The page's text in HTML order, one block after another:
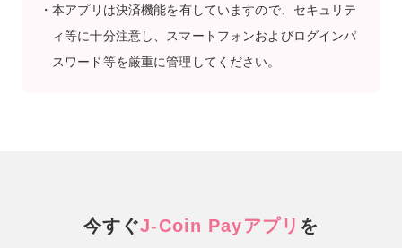
本アプリは決済機能を有していますので、セキュリテ
ィ等に十分注意し、スマートフォンおよびログインパ
スワード等を厳重に管理してください。
今すぐJ-Coin Payアプリ を